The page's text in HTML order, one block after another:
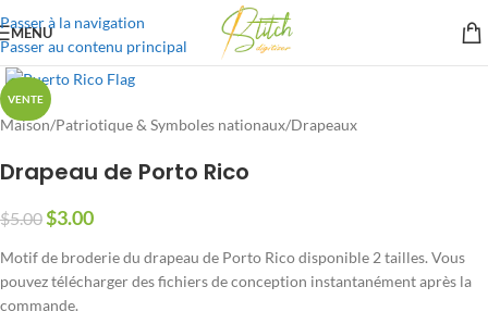
Passer à la navigation
Passer au contenu principal
MENU
VENTE
Maison/Patriotique & Symboles nationaux/Drapeaux
Drapeau de Porto Rico
$5.00$3.00
Motif de broderie du drapeau de Porto Rico disponible 2 tailles. Vous
pouvez télécharger des fichiers de conception instantanément après la
commande.